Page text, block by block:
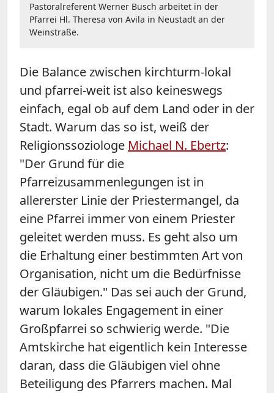
Pastoralreferent Werner Busch arbeitet in der
Pfarrei Hl. Theresa von Avila in Neustadt an der
Weinstraße.
Die Balance zwischen kirchturm-lokal
und pfarrei-weit ist also keineswegs
einfach, egal ob auf dem Land oder in der
Stadt. Warum das so ist, weiß der
Religionssoziologe Michael N. Ebertz:
"Der Grund für die
Pfarreizusammenlegungen ist in
allererster Linie der Priestermangel, da
eine Pfarrei immer von einem Priester
geleitet werden muss. Es geht also um
die Erhaltung einer bestimmten Art von
Organisation, nicht um die Bedürfnisse
der Gläubigen." Das sei auch der Grund,
warum lokales Engagement in einer
Großpfarrei so schwierig werde. "Die
Amtskirche hat eigentlich kein Interesse
daran, dass die Gläubigen viel ohne
Beteiligung des Pfarrers machen. Mal